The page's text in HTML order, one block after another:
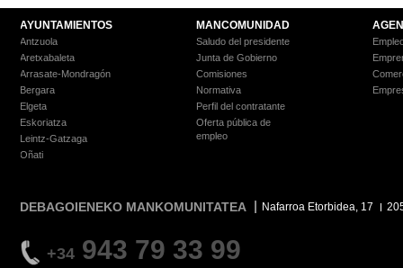
AYUNTAMIENTOS
Antzuola
Aretxabaleta
Arrasate-Mondragón
Bergara
Elgeta
Eskoriatza
Leintz-Gatzaga
Oñati
MANCOMUNIDAD
Saludo del presidente
Junta de Gobierno
Comisiones
Normativa
Perfil del contratante
Oferta pública de
empleo
DEBAGOIENEKO MANKOMUNITATEA Nafarroa Etorbidea, 17
+34 943 79 33 99